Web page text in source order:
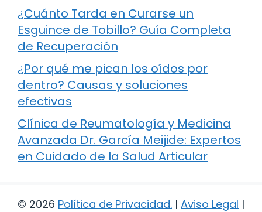
¿Cuánto Tarda en Curarse un
Esguince de Tobillo? Guía Completa
de Recuperación
¿Por qué me pican los oídos por
dentro? Causas y soluciones
efectivas
Clínica de Reumatología y Medicina
Avanzada Dr. García Meijide: Expertos
en Cuidado de la Salud Articular
© 2026 Política de Privacidad. | Aviso Legal |